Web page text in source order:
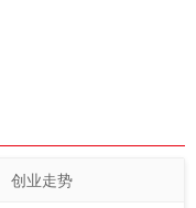
创业走势